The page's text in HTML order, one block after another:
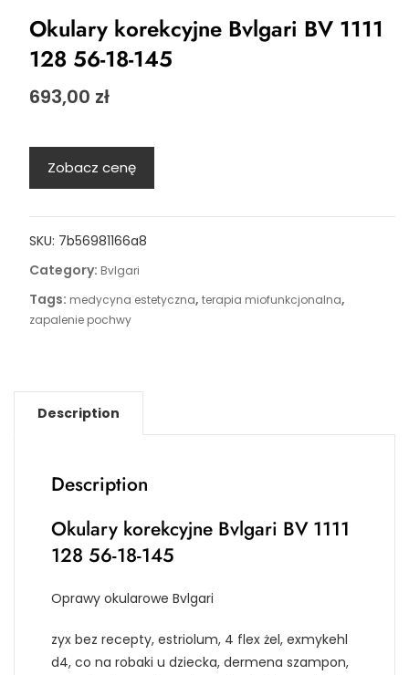
Okulary korekcyjne Bvlgari BV 1111
128 56-18-145
693,00 zł
Zobacz cenę
SKU: 7b56981166a8
Category: Bvlgari
Tags: medycyna estetyczna, terapia miofunkcjonalna,
zapalenie pochwy
Description
Description
Okulary korekcyjne Bvlgari BV 1111
128 56-18-145
Oprawy okularowe Bvlgari
zyx bez recepty, estriolum, 4 flex żel, exmykehl
d4, co na robaki u dziecka, dermena szampon,